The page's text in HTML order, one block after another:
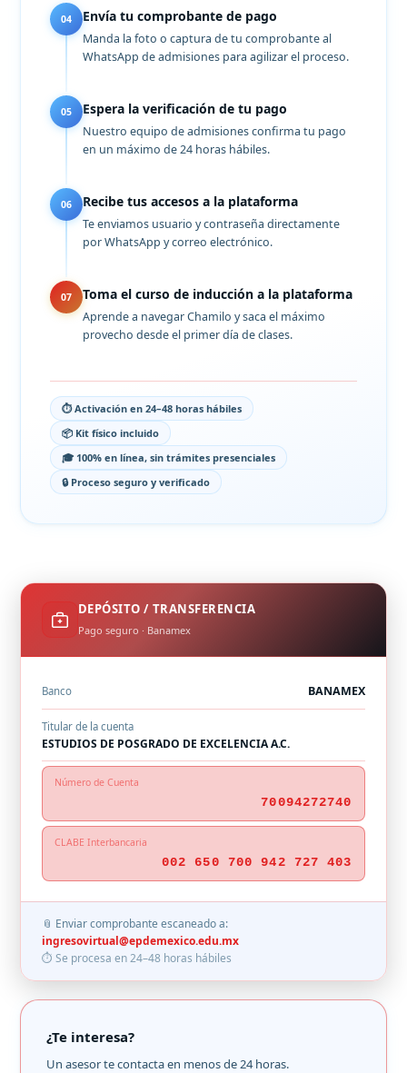
04 Envía tu comprobante de pago
Manda la foto o captura de tu comprobante al
WhatsApp de admisiones para agilizar el proceso.
05 Espera la verificación de tu pago
Nuestro equipo de admisiones confirma tu pago
en un máximo de 24 horas hábiles.
06 Recibe tus accesos a la plataforma
Te enviamos usuario y contraseña directamente
por WhatsApp y correo electrónico.
07 Toma el curso de inducción a la plataforma
Aprende a navegar Chamilo y saca el máximo
provecho desde el primer día de clases.
⏱ Activación en 24–48 horas hábiles
📦 Kit físico incluido
🎓 100% en línea, sin trámites presenciales
🔒 Proceso seguro y verificado
DEPÓSITO / TRANSFERENCIA
Pago seguro · Banamex
Banco BANAMEX
Titular de la cuenta
ESTUDIOS DE POSGRADO DE EXCELENCIA A.C.
Número de Cuenta
70094272740
CLABE Interbancaria
002 650 700 942 727 403
📎 Enviar comprobante escaneado a:
ingresovirtual@epdemexico.edu.mx
⏱ Se procesa en 24–48 horas hábiles
¿Te interesa?
Un asesor te contacta en menos de 24 horas.